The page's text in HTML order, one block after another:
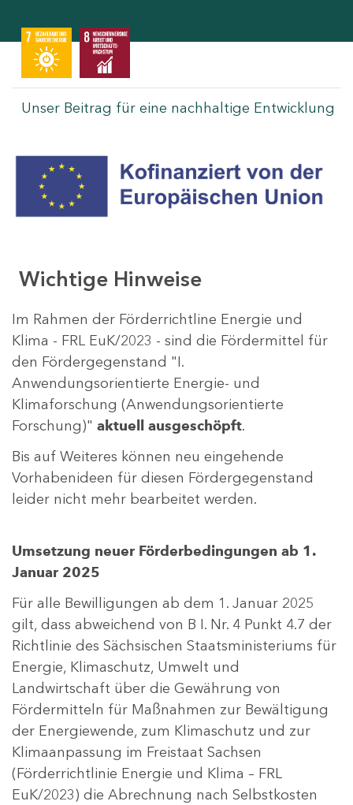
Unser Beitrag für eine nachhaltige Entwicklung
Wichtige Hinweise
Im Rahmen der Förderrichtline Energie und
Klima - FRL EuK/2023 - sind die Fördermittel für
den Fördergegenstand "I.
Anwendungsorientierte Energie- und
Klimaforschung (Anwendungsorientierte
Forschung)" aktuell ausgeschöpft.
Bis auf Weiteres können neu eingehende
Vorhabenideen für diesen Fördergegenstand
leider nicht mehr bearbeitet werden.
Umsetzung neuer Förderbedingungen ab 1.
Januar 2025
Für alle Bewilligungen ab dem 1. Januar 2025
gilt, dass abweichend von B I. Nr. 4 Punkt 4.7 der
Richtlinie des Sächsischen Staatsministeriums für
Energie, Klimaschutz, Umwelt und
Landwirtschaft über die Gewährung von
Fördermitteln für Maßnahmen zur Bewältigung
der Energiewende, zum Klimaschutz und zur
Klimaanpassung im Freistaat Sachsen
(Förderrichtlinie Energie und Klima – FRL
EuK/2023) die Abrechnung nach Selbstkosten